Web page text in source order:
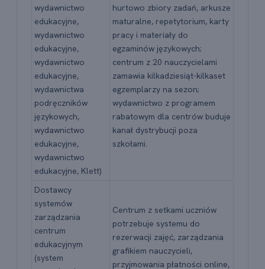
wydawnictwo
edukacyjne,
wydawnictwo
edukacyjne,
wydawnictwo
edukacyjne,
wydawnictwa
podręczników
językowych,
wydawnictwo
edukacyjne,
wydawnictwo
edukacyjne, Klett)
hurtowo zbiory zadań, arkusze
maturalne, repetytorium, karty
pracy i materiały do
egzaminów językowych;
centrum z 20 nauczycielami
zamawia kilkadziesiąt-kilkaset
egzemplarzy na sezon;
wydawnictwo z programem
rabatowym dla centrów buduje
kanał dystrybucji poza
szkołami.
Dostawcy
systemów
zarządzania
centrum
edukacyjnym
(system
Centrum z setkami uczniów
potrzebuje systemu do
rezerwacji zajęć, zarządzania
grafikiem nauczycieli,
przyjmowania płatności online,